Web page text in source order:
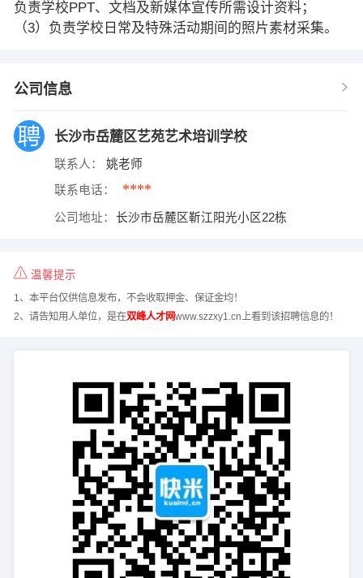
负责学校PPT、文档及新媒体宣传所需设计资料；
（3）负责学校日常及特殊活动期间的照片素材采集。
公司信息
长沙市岳麓区艺苑艺术培训学校
联系人： 姚老师
联系电话： ****
公司地址： 长沙市岳麓区靳江阳光小区22栋
温馨提示
1、本平台仅供信息发布，不会收取押金、保证金均！
2、请告知用人单位，是在双峰人才网www.szzxy1.cn上看到该招聘信息的！